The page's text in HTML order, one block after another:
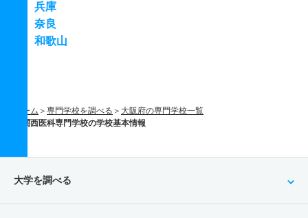
兵庫
奈良
和歌山
ホーム 専門学校を調べる
大阪府の専門学校一覧
関西医科専門学校の学校基本情報
大学を調べる